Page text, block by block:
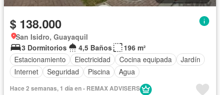
$ 138.000
San Isidro, Guayaquil
3 Dormitorios
4,5 Baños
196 m²
Estacionamiento
Electricidad Cocina equipada
Jardín
Internet
Seguridad Piscina Agua
Hace 2 semanas, 1 día en - REMAX ADVISERS